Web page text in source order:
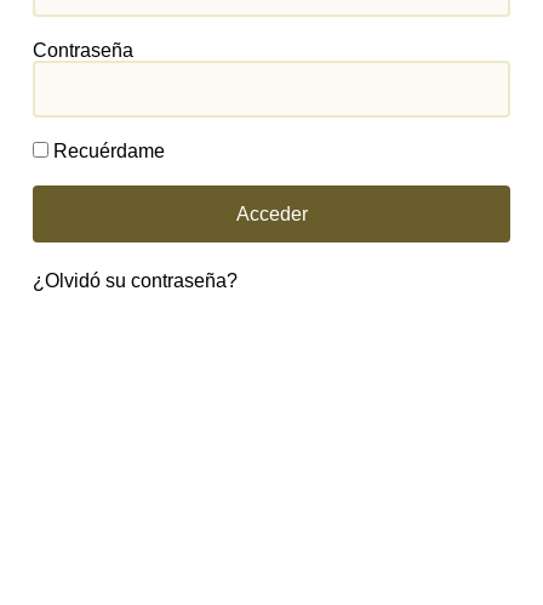
Contraseña
Recuérdame
Acceder
¿Olvidó su contraseña?